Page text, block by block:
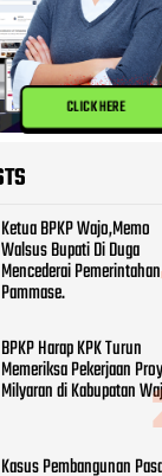
Ketua BPKP Wajo,Memo
Walsus Bupati Di Duga
Mencederai Pemerintahan
Pammase.
BPKP Harap KPK Turun
Milyaran di Kabupatan Wajo
Kasus Pembangunan Pasar
Tempe Ditangani Polda,
Diduga 8 Orang Terpanggil
Rapat Evaluasi
Gogus Tugas Percepatan
Penanganan Covid 19 Kab